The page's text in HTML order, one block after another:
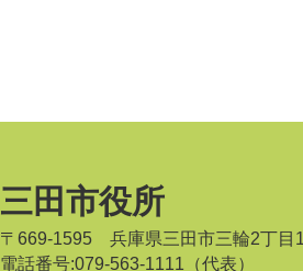
三田市役所
〒669-1595 兵庫県三田市三輪2丁目
電話番号:079-563-1111（代表）